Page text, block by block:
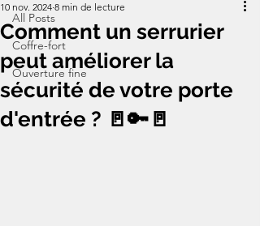
All Posts
Coffre-fort
Ouverture fine
Comment un serrurier
peut améliorer la
sécurité de votre porte
d'entrée ? 🚪🔑🚪
10 nov. 2024 8 min de lecture